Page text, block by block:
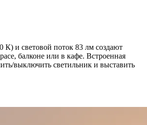
К) и световой поток 83 лм создают
балконе или в кафе. Встроенная
выключить светильник и выставить